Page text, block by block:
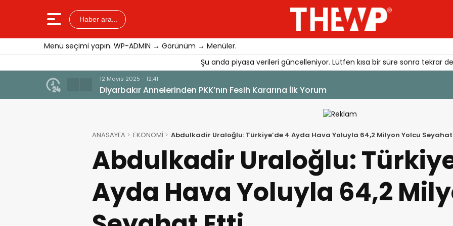
Haber ara...
Menü seçimi yapın. WP-ADMIN → Görünüm → Menüler.
Şu anda piyasa verileri güncelleniyor. Lütfen kısa bir süre sonra tekrar
12 Mayıs 2025 - 12:41
Diyarbakır Annelerinden PKK’nın Fesih Kararına İlk Yorum
ANASAYFA EKONOMİ Abdulkadir Uraloğlu: Türkiye’de 4 Ayda Hava Yoluyla 64,2 Milyon Yolcu
Abdulkadir Uraloğlu:
Ayda Hava Yoluyla 64,2